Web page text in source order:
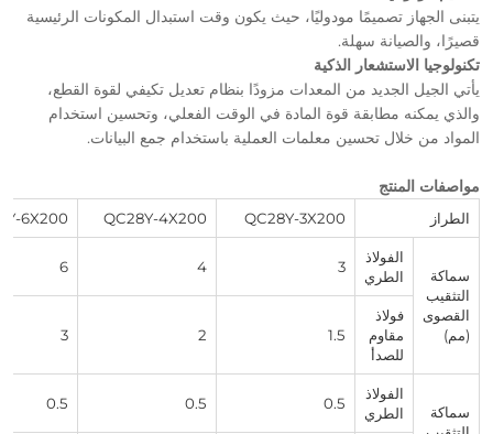
يتبنى الجهاز تصميمًا مودوليًا، حيث يكون وقت استبدال المكونات الرئيسية
قصيرًا، والصيانة سهلة.
تكنولوجيا الاستشعار الذكية
يأتي الجيل الجديد من المعدات مزودًا بنظام تعديل تكيفي لقوة القطع،
والذي يمكنه مطابقة قوة المادة في الوقت الفعلي، وتحسين استخدام
المواد من خلال تحسين معلمات العملية باستخدام جمع البيانات.
مواصفات المنتج
الطراز QC28Y-3X200
QC28Y-4X200
6X200
سماكة
التثقيب
القصوى
(مم)
الفولاذ
الطري
3
4
6
فولاذ
مقاوم
للصدأ
1.5
2
3
سماكة
الفولاذ
الطري
0.5
0.5
0.5